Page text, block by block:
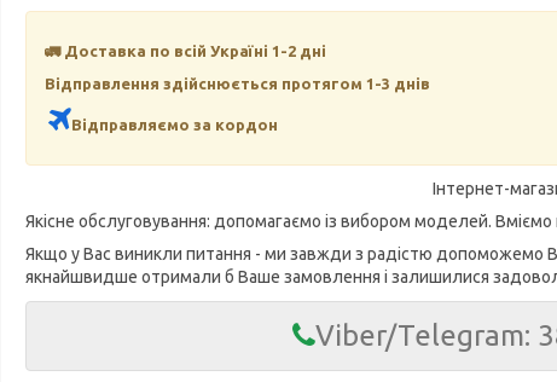
🚛 Доставка по всій Україні 1-2 дні
Відправлення здійснюється протягом 1-3 днів
Відправляємо за кордон
Інтернет-
Якісне обслуговування: допомагаємо із вибором моделей. Вміємо
Якщо у Вас виникли питання - ми завжди з радістю допоможемо
якнайшвидше отримали б Ваше замовлення і залишилися
Viber/Telegram: